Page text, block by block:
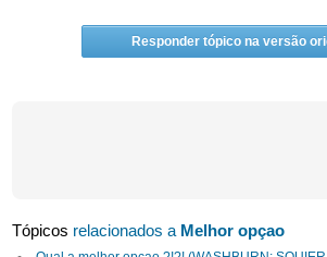
Responder tópico na versão
Tópicos relacionados a Melhor opçao